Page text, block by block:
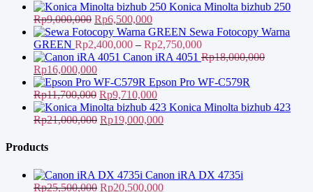
Konica Minolta bizhub 250
Rp9,000,000 Harga
aslinya
adalah:
Rp9,000,000.
Rp6,500,000Harga
saat
ini
adalah:
Sewa Fotocopy Warna
GREEN Rp2,400,000 – Rp2,750,000Rentang
harga:
hingga
Canon iRA 4051 Rp18,000,000
Harga
aslinya
adalah:
Rp18,000,000.
Rp16,000,000Harga
saat
ini
adalah:
Rp16,000,000.
Epson Pro WF-C579R
Rp11,700,000 Harga
aslinya
adalah:
Rp9,710,000Harga
saat
ini
Konica Minolta bizhub 423
Rp21,000,000 Harga
Rp19,000,000Harga
Rp19,000,000.
Products
Canon iRA DX 4735i
Rp25,500,000 Harga
Rp20,500,000Harga